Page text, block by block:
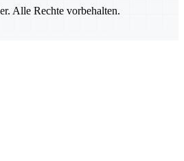
Alle Rechte vorbehalten.